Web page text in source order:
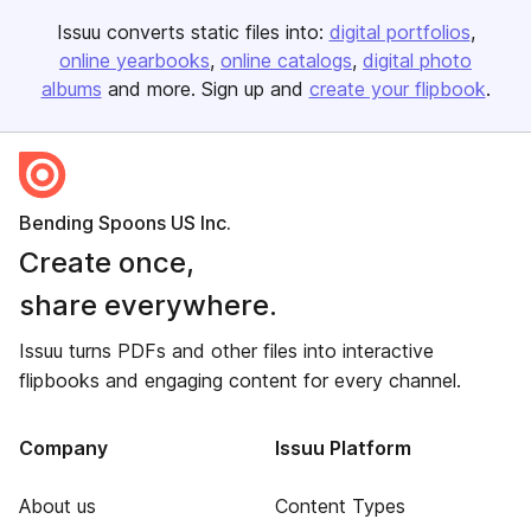
Issuu converts static files into: digital portfolios
online yearbooks online catalogs digital photo
albums and more. Sign up and create your flipbook.
Bending Spoons US Inc.
Create once,
share everywhere.
Issuu turns PDFs and other files into interactive
flipbooks and engaging content for every channel.
Company
About us
Issuu Platform
Content Types